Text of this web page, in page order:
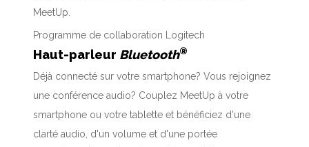
MeetUp.
Programme de collaboration Logitech
Haut-parleur Bluetooth®
Déjà connecté sur votre smartphone? Vous rejoignez
une conférence audio? Couplez MeetUp à votre
smartphone ou votre tablette et bénéficiez d'une
clarté audio, d'un volume et d'une portée